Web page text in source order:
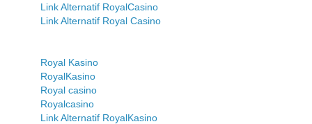
Link Alternatif RoyalCasino
Link Alternatif Royal Casino
Royal Kasino
RoyalKasino
Royal casino
Royalcasino
Link Alternatif RoyalKasino